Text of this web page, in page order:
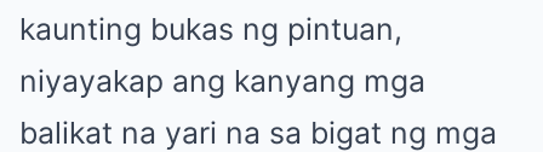
kaunting bukas ng pintuan,
niyayakap ang kanyang mga
balikat na yari na sa bigat ng mga